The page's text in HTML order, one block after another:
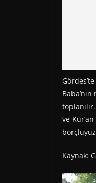
ve
borçluyuz
Kaynak: